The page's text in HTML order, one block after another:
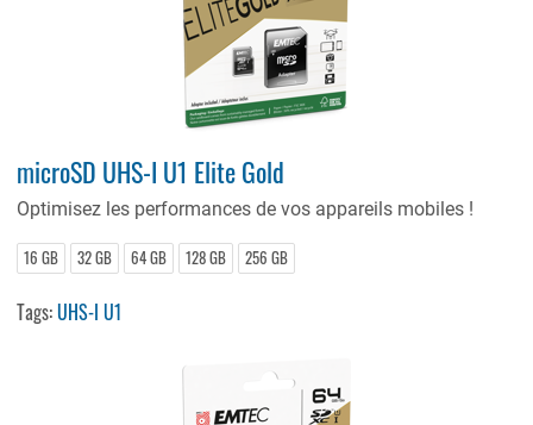
microSD UHS-I U1 Elite Gold
Optimisez les performances de vos appareils mobiles !
16 GB 32 GB 64 GB 128 GB 256 GB
Tags:UHS-I U1